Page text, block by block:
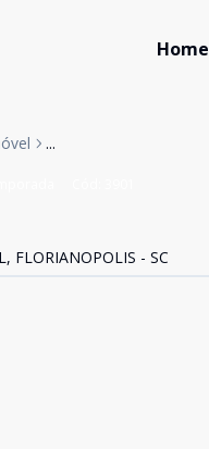
Home
...
FLORIANOPOLIS - SC